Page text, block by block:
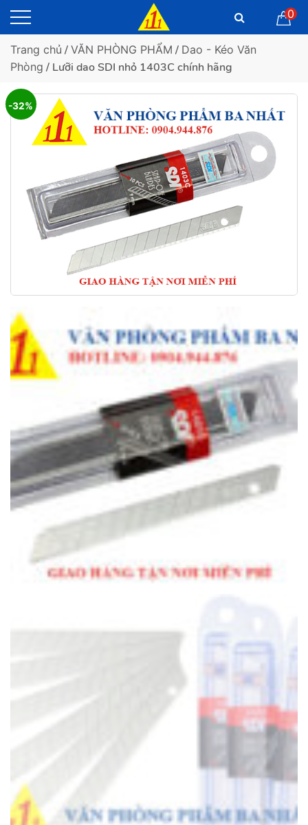
0
Trang chủ / VĂN PHÒNG PHẨM / Dao - Kéo Văn
Phòng / Lưỡi dao SDI nhỏ 1403C chính hãng
-32%